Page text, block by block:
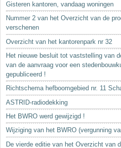
Cartografie
Studies en publicaties
Sleutelwoorden
Stedenbouwkundige inlichtingen
Gisteren kantoren, vandaag woningen
Nummer 2 van het Overzicht van de
verschenen
Overzicht van het kantorenpark nr 32
Het nieuwe besluit tot vaststelling van
van de aanvraag voor een
gepubliceerd !
Richtschema hefboomgebied nr. 11
ASTRID-radiodekking
Het BWRO werd gewijzigd !
Wijziging van het BWRO (vergunning
De vierde editie van het Overzicht van